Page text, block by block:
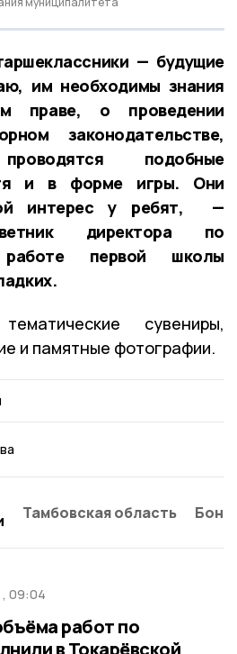
— будущие
им необходимы знания
праве, о проведении
законодательстве,
подобные
и в форме игры. Они
интерес у ребят, —
директора по
работе первой школы
сувениры,
и памятные фотографии.
Тамбовская область
, 09:04
работ по
в Токарёвской